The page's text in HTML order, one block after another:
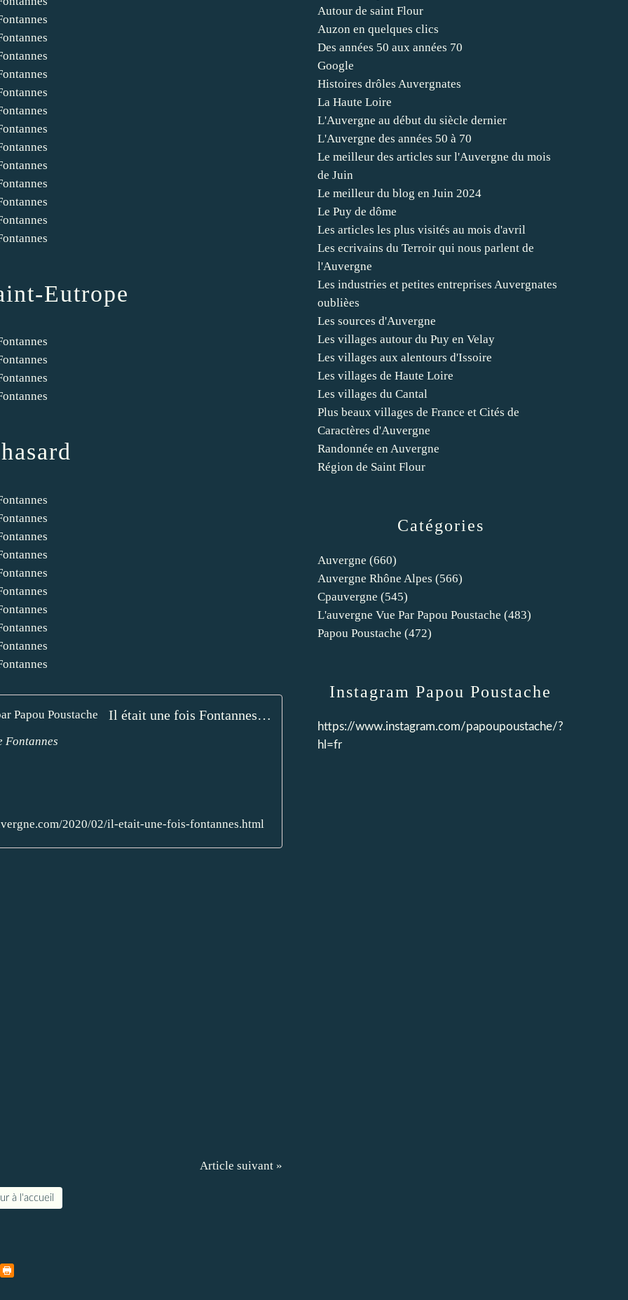
Eutrope
Il était une fois Fontannes - L'Auvergne Vue par Papou Poustache
Fontannes
2020/02/il-etait-une-fois-fontannes.html
Article suivant »
à l'accueil
Catégories
Auvergne (660)
Auvergne Rhône Alpes (566)
Cpauvergne (545)
L'auvergne Vue Par Papou Poustache (483)
Papou Poustache (472)
Autour de saint Flour
Auzon en quelques clics
Des années 50 aux années 70
Google
Histoires drôles Auvergnates
La Haute Loire
L'Auvergne au début du siècle dernier
L'Auvergne des années 50 à 70
Le meilleur des articles sur l'Auvergne du mois
de Juin
Le meilleur du blog en Juin 2024
Le Puy de dôme
Les articles les plus visités au mois d'avril
Les ecrivains du Terroir qui nous parlent de
l'Auvergne
Les industries et petites entreprises Auvergnates
oublièes
Les sources d'Auvergne
Les villages autour du Puy en Velay
Les villages aux alentours d'Issoire
Les villages de Haute Loire
Les villages du Cantal
Plus beaux villages de France et Cités de
Caractères d'Auvergne
Randonnée en Auvergne
Région de Saint Flour
Instagram Papou Poustache
https://www.instagram.com/papoupoustache/?
hl=fr